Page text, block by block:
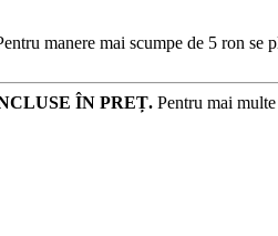
manere mai scumpe de 5 ron se
ÎN PREȚ. Pentru mai